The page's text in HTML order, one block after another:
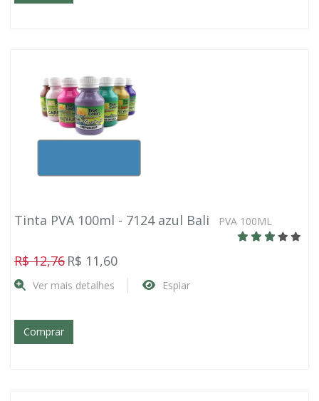
Tinta PVA 100ml - 7124 azul Bali PVA 100ML
R$ 12,76 R$ 11,60
Ver mais detalhes Espiar
Comprar